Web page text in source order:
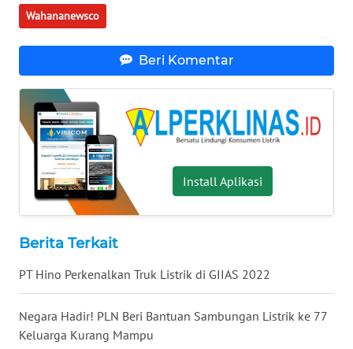
Wahananewsco
Beri Komentar
Install Aplikasi
Berita Terkait
PT Hino Perkenalkan Truk Listrik di GIIAS 2022
Negara Hadir! PLN Beri Bantuan Sambungan Listrik ke 77
Keluarga Kurang Mampu
WN
NUSANTARA
WN
JATIM
WN
BALI
WN
KALTENG